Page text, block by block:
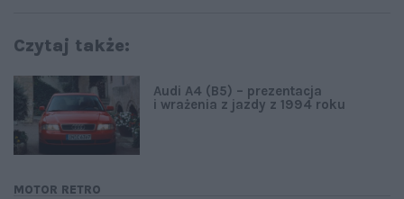
Czytaj także:
MOTOR RETRO
Audi A4 (B5) – prezentacja
i wrażenia z jazdy z 1994 roku